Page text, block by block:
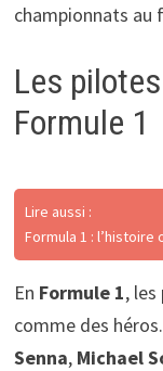
championnats au
Les
Formule 1
Lire aussi :
Formula 1 :
En Formule 1,
comme des
Senna, Michael